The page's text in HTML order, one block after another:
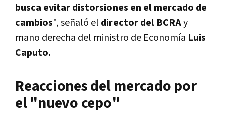
busca evitar distorsiones en el mercado de
cambios", señaló el director del BCRAy
mano derecha del ministro de Economía Luis
Caputo.
Reacciones del mercado por
el "nuevo cepo"